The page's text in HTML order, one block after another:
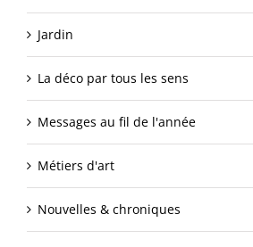
Jardin
La déco par tous les sens
Messages au fil de l'année
Métiers d'art
Nouvelles & chroniques